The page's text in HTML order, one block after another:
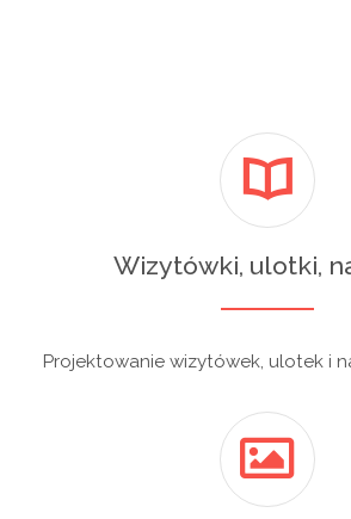
Wizytówki, ulotki,
Projektowanie wizytówek, ulotek i